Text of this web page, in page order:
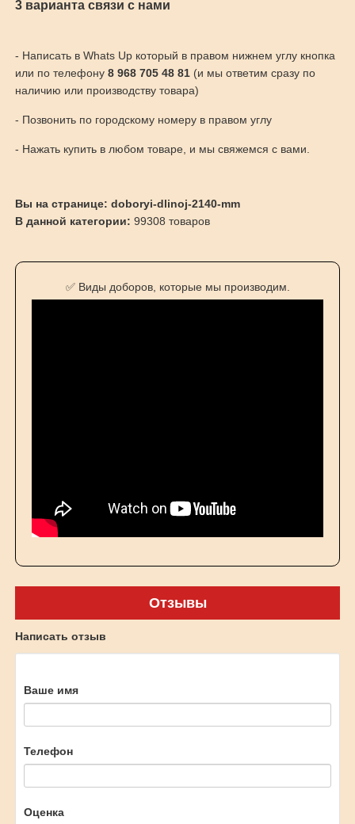
3 варианта связи с нами
- Написать в Whats Up который в правом нижнем углу кнопка
или по телефону 8 968 705 48 81(и мы ответим сразу по
наличию или производству товара)
- Позвонить по городскому номеру в правом углу
- Нажать купить в любом товаре, и мы свяжемся с вами.
Вы на странице: doboryi-dlinoj-2140-mm
В данной категории: 99308 товаров
✅ Виды доборов, которые мы производим.
Отзывы
Написать отзыв
Ваше имя
Телефон
Оценка